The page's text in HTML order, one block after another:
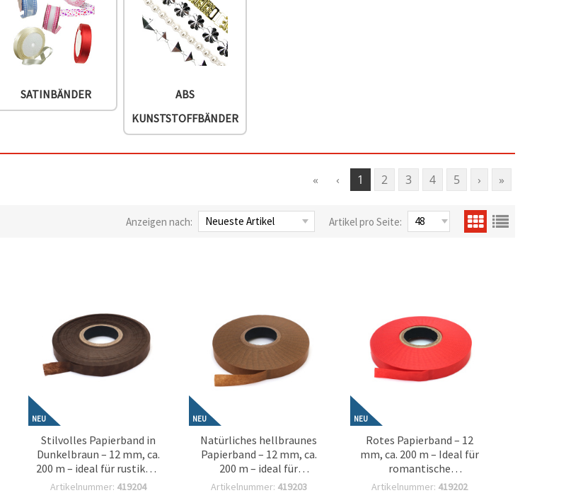
SATINBÄNDER
ABS
KUNSTSTOFFBÄNDER
« ‹ 1 2 3 4 5 › »
Anzeigen nach: Artikel pro Seite:
NEU
Stilvolles Papierband in
Dunkelbraun – 12 mm, ca.
200 m – ideal für rustikale
Geschenkverpackung &
Artikelnummer: 419204
NEU
Natürliches hellbraunes
Papierband – 12 mm, ca.
200 m – ideal für
nachhaltige
Artikelnummer: 419203
NEU
Rotes Papierband – 12
mm, ca. 200 m – Ideal für
romantische
Geschenkverpackung,
Artikelnummer: 419202